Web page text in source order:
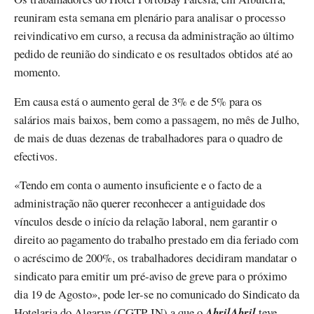
reuniram esta semana em plenário para analisar o processo
reivindicativo em curso, a recusa da administração ao último
pedido de reunião do sindicato e os resultados obtidos até ao
momento.
Em causa está o aumento geral de 3% e de 5% para os
salários mais baixos, bem como a passagem, no mês de Julho,
de mais de duas dezenas de trabalhadores para o quadro de
efectivos.
«Tendo em conta o aumento insuficiente e o facto de a
administração não querer reconhecer a antiguidade dos
vínculos desde o início da relação laboral, nem garantir o
direito ao pagamento do trabalho prestado em dia feriado com
o acréscimo de 200%, os trabalhadores decidiram mandatar o
sindicato para emitir um pré-aviso de greve para o próximo
dia 19 de Agosto», pode ler-se no comunicado do Sindicato da